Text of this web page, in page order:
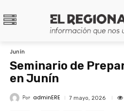
Junín
Seminario de
en Junín
Por adminERE 7 mayo, 2026